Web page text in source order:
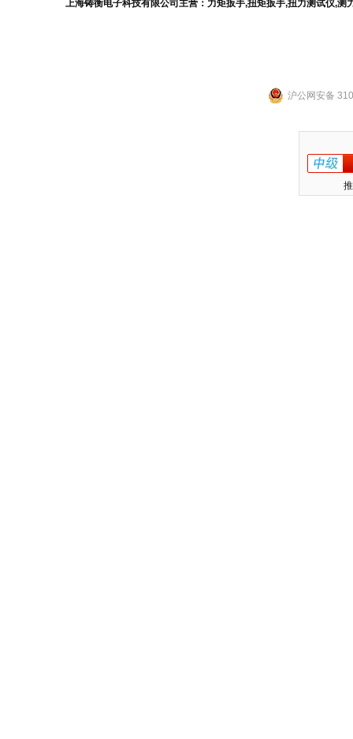
上海铸衡电子科技有限公司主营： 力矩扳手,扭矩扳手,扭力测试仪,测
沪公网安备